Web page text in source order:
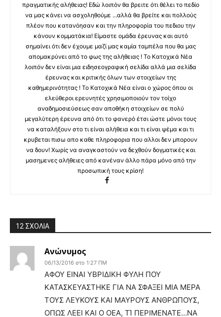
πραγματικής αλήθειας! Εδώ λοιπόν θα βρειτε ότι θέλει το πεδίο
να μας κάνει να ασχοληθούμε ...αλλά θα βρείτε και πολλούς
πλέον που κατανόησαν και την πληροφορία του πεδιου την
κάνουν κομματάκια! Είμαστε ομάδα έρευνας και αυτό
σημαίνει ότι δεν έχουμε μαζί μας καμία ταμπέλα που θα μας
απομακρύνει από το φως της αλήθειας ! Το Κατοχικά Νέα
λοιπόν δεν είναι μια ειδησεογραφική σελίδα αλλά μια σελίδα
έρευνας και κριτικής όλων των στοιχείων της
καθημερινότητας ! Το Κατοχικά Νέα είναι ο χώρος όπου οι
ελεύθεροι ερευνητές χρησιμοποιούν τον τοίχο
αναδημοσιεύσεως σαν αποθήκη στοιχείων σε πολύ
μεγαλύτερη έρευνα από ότι το φανερό έτσι ώστε μόνοι τους
να καταλήξουν στο τι είναι αλήθεια και τι είναι ψέμα και τι
κρυβεται πισω απο καθε πληροφορια που αλλοι δεν μπορουν
να δουν! Χωρίς να αναγκαστούν να δεχθούν δογματικές και
μασημενες αλήθειες από κανέναν άλλο πάρα μόνο από την
προσωπική τους κρίση!
12 ΣΧΟΛΙΑ
Ανώνυμος
06/13/2016 στο 1:27 ΠΜ
ΑΦΟΥ ΕΙΝΑΙ ΥΒΡΙΔΙΚΗ ΦΥΛΗ ΠΟΥ
ΚΑΤΑΣΚΕΥΑΣΤΗΚΕ ΓΙΑ ΝΑ ΣΦΑΞΕΙ ΜΙΑ ΜΕΡΑ
ΤΟΥΣ ΛΕΥΚΟΥΣ ΚΑΙ ΜΑΥΡΟΥΣ ΑΝΘΡΩΠΟΥΣ,
ΟΠΩΣ ΛΕΕΙ ΚΑΙ Ο ΟΕΑ, ΤΊ ΠΕΡΙΜΕΝΑΤΕ…ΝΑ